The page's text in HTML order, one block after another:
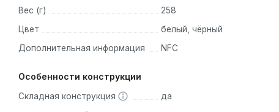
Вес (г)
258
Цвет
белый, чёрный
Дополнительная информация
NFC
Особенности конструкции
Складная конструкция да